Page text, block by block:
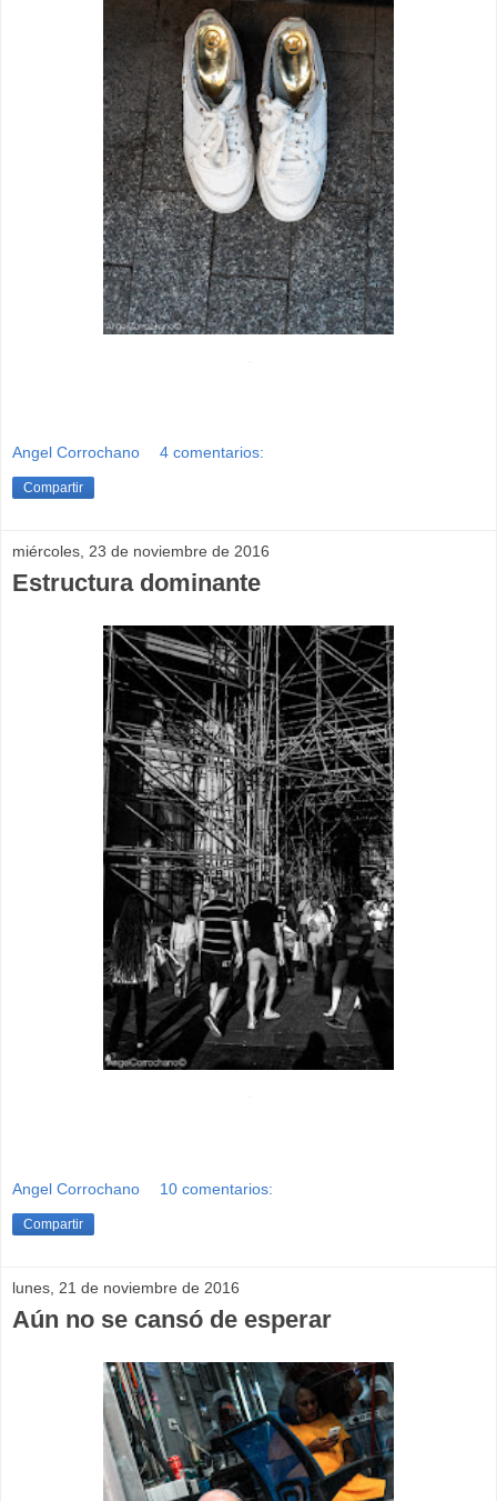
Angel Corrochano 4 comentarios:
Compartir
miércoles, 23 de noviembre de 2016
Estructura dominante
Angel Corrochano 10 comentarios:
Compartir
lunes, 21 de noviembre de 2016
Aún no se cansó de esperar